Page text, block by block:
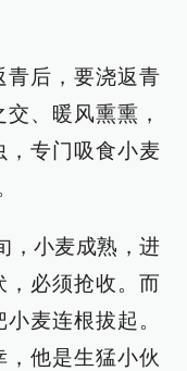
青后，要浇返青
、暖风熏熏，
，专门吸食小麦
，小麦成熟，进
，必须抢收。而
麦连根拔起。
他是生猛小伙